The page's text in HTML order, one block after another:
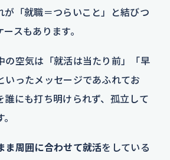
が「就職＝つらいこと」と結びつ
スもあります。
の空気は「就活は当たり前」「早
いったメッセージであふれてお
誰にも打ち明けられず、孤立して
ま周囲に合わせて就活をしている